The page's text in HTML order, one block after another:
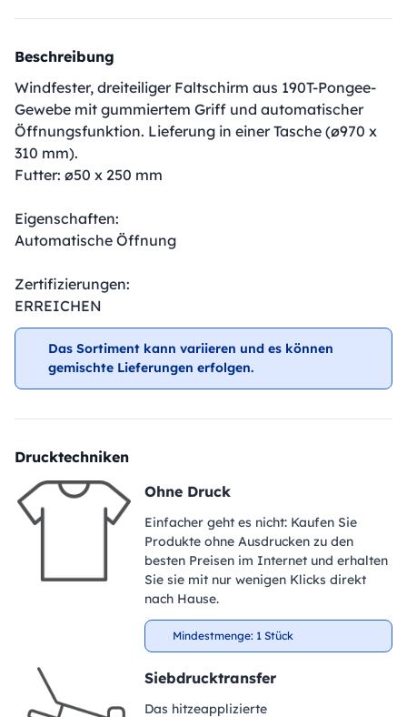
Beschreibung
Windfester, dreiteiliger Faltschirm aus 190T-Pongee-
Gewebe mit gummiertem Griff und automatischer
Öffnungsfunktion. Lieferung in einer Tasche (ø970 x
310 mm).
Futter: ø50 x 250 mm
Eigenschaften:
Automatische Öffnung
Zertifizierungen:
ERREICHEN
Das Sortiment kann variieren und es können
gemischte Lieferungen erfolgen.
Drucktechniken
Ohne Druck
Einfacher geht es nicht: Kaufen Sie
Produkte ohne Ausdrucken zu den
besten Preisen im Internet und erhalten
Sie sie mit nur wenigen Klicks direkt
nach Hause.
Mindestmenge: 1 Stück
Siebdrucktransfer
Das hitzeapplizierte